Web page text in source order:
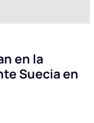
en la
Suecia en